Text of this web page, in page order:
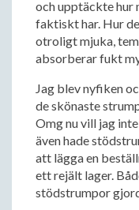
och upptäckte hur
faktiskt har. Hur
otroligt mjuka,
absorberar fukt
Jag blev nyfiken
de skönaste
Omg nu vill jag
även hade
att lägga en
ett rejält lager.
stödstrumpor